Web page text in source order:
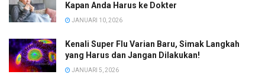
Kapan Anda Harus ke Dokter
JANUARI 10, 2026
Kenali Super Flu Varian Baru, Simak Langkah
yang Harus dan Jangan Dilakukan!
JANUARI 5, 2026